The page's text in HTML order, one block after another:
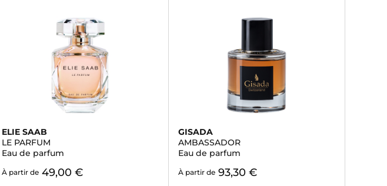
ELIE SAAB
LE PARFUM
Eau de parfum
À partir de 49,00 €
GISADA
AMBASSADOR
Eau de parfum
À partir de 93,30 €